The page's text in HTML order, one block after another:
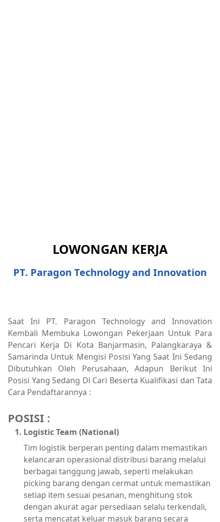
LOWONGAN KERJA
PT. Paragon Technology and Innovation
Saat Ini PT. Paragon Technology and Innovation
Kembali Membuka Lowongan Pekerjaan Untuk Para
Pencari Kerja Di Kota Banjarmasin, Palangkaraya &
Samarinda Untuk Mengisi Posisi Yang Saat Ini Sedang
Dibutuhkan Oleh Perusahaan, Adapun Berikut Ini
Posisi Yang Sedang Di Cari Beserta Kualifikasi dan Tata
Cara Pendaftarannya :
POSISI :
Logistic Team (National)
Tim logistik berperan penting dalam memastikan
kelancaran operasional distribusi barang melalui
berbagai tanggung jawab, seperti melakukan
picking barang dengan cermat untuk memastikan
setiap item sesuai pesanan, menghitung stok
dengan akurat agar persediaan selalu terkendali,
serta mencatat keluar masuk barang secara